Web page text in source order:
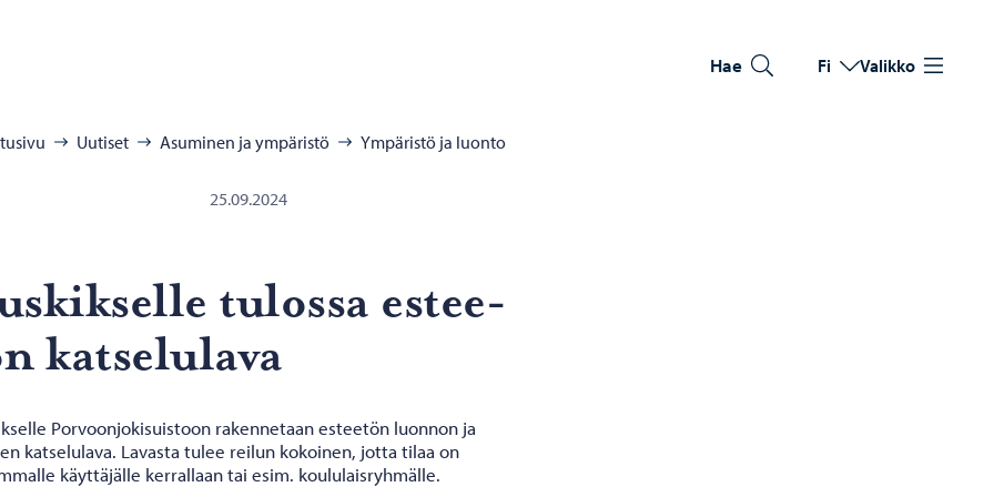
Hae Vaihda kieltä
Nykyinen kieli: Suomi
Fi Valikko
Uutiset Asuminen ja ympäristö Ympäristö ja luonto
25.09.2024
tu­los­sa es­tee­
kat­se­lu­la­va
Porvoonjokisuistoon rakennetaan esteetön luonnon ja
katselulava. Lavasta tulee reilun kokoinen, jotta tilaa on
käyttäjälle kerrallaan tai esim. koululaisryhmälle.